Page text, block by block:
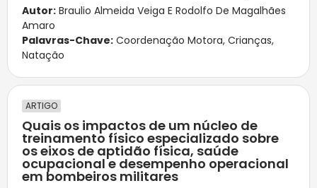
Autor: Braulio Almeida Veiga E Rodolfo De Magalhães
Amaro
Palavras-Chave: Coordenação Motora, Crianças,
Natação
ARTIGO
Quais os impactos de um núcleo de
treinamento físico especializado sobre
os eixos de aptidão física, saúde
ocupacional e desempenho operacional
em bombeiros militares